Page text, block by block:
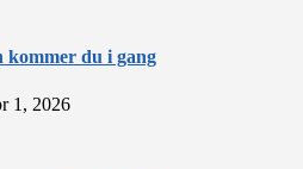
kommer du i gang
1, 2026